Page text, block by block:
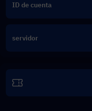
ID de cuenta
servidor